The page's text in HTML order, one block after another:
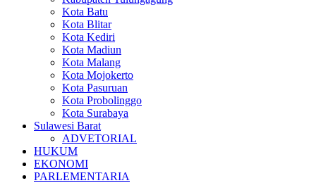
Kota Batu
Kota Blitar
Kota Kediri
Kota Madiun
Kota Malang
Kota Mojokerto
Kota Pasuruan
Kota Probolinggo
Kota Surabaya
Sulawesi Barat
ADVETORIAL
HUKUM
EKONOMI
PARLEMENTARIA